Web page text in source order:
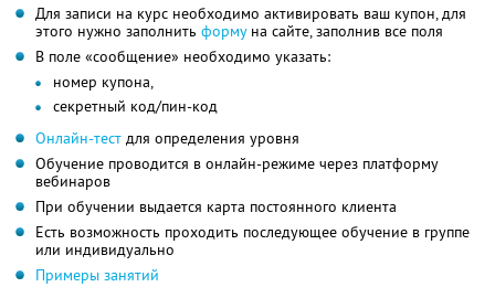
Для записи на курс необходимо активировать ваш купон, для
этого нужно заполнить формуна сайте, заполнив все поля
В поле «сообщение» необходимо указать:
номер купона,
секретный код/пин-код
Онлайн-тест для определения уровня
Обучение проводится в онлайн-режиме через платформу
вебинаров
При обучении выдается карта постоянного клиента
Есть возможность проходить последующее обучение в группе
или индивидуально
Примеры занятий